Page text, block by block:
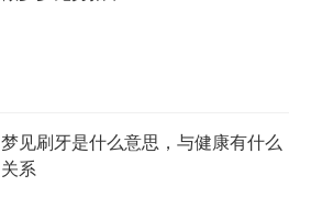
梦见刷牙是什么意思，与健康有什么
关系